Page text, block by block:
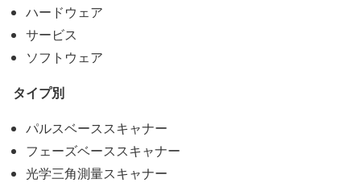
ハードウェア
サービス
ソフトウェア
タイプ別
パルスベーススキャナー
フェーズベーススキャナー
光学三角測量スキャナー